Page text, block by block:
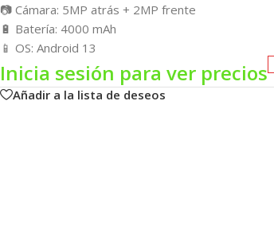
📷 Cámara: 5MP atrás + 2MP frente
🔋 Batería: 4000 mAh
📱 OS: Android 13
Inicia sesión para ver precios
Añadir a la lista de deseos